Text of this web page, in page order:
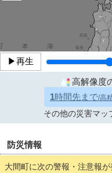
▶再生
高解像度
1時間先まで/高
その他の災害マッ
防災情報
大間町に次の警報・注意報